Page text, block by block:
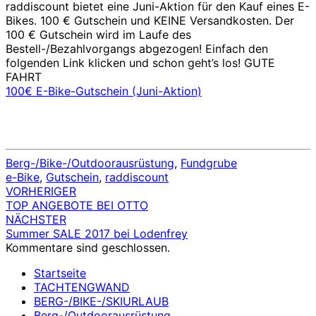
raddiscount bietet eine Juni-Aktion für den Kauf eines E-
Bikes. 100 € Gutschein und KEINE Versandkosten. Der
100 € Gutschein wird im Laufe des
Bestell-/Bezahlvorgangs abgezogen! Einfach den
folgenden Link klicken und schon geht’s los! GUTE
FAHRT
100€ E-Bike-Gutschein (Juni-Aktion)
Berg-/Bike-/Outdoorausrüstung, Fundgrube
e-Bike, Gutschein, raddiscount
Beitragsnavigation
VORHERIGER
TOP ANGEBOTE BEI OTTO
NÄCHSTER
Summer SALE 2017 bei Lodenfrey
Kommentare sind geschlossen.
Startseite
TACHTENGWAND
BERG-/BIKE-/SKIURLAUB